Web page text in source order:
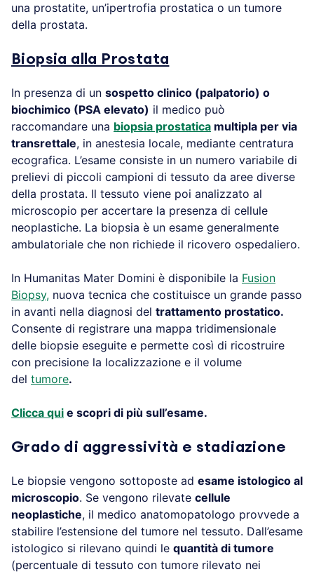
una prostatite, un’ipertrofia prostatica o un tumore
della prostata.
Biopsia alla Prostata
In presenza di un sospetto clinico (palpatorio) o
biochimico (PSA elevato) il medico può
raccomandare una biopsia prostatica multipla per via
transrettale, in anestesia locale, mediante centratura
ecografica. L’esame consiste in un numero variabile di
prelievi di piccoli campioni di tessuto da aree diverse
della prostata. Il tessuto viene poi analizzato al
microscopio per accertare la presenza di cellule
neoplastiche. La biopsia è un esame generalmente
ambulatoriale che non richiede il ricovero ospedaliero.
In Humanitas Mater Domini è disponibile la Fusion
Biopsy, nuova tecnica che costituisce un grande passo
in avanti nella diagnosi del trattamento prostatico.
Consente di registrare una mappa tridimensionale
delle biopsie eseguite e permette così di ricostruire
con precisione la localizzazione e il volume
del tumore.
Clicca qui e scopri di più sull’esame.
Grado di aggressività e stadiazione
Le biopsie vengono sottoposte ad esame istologico al
microscopio. Se vengono rilevate cellule
neoplastiche, il medico anatomopatologo provvede a
stabilire l’estensione del tumore nel tessuto. Dall’esame
istologico si rilevano quindi le quantità di tumore
(percentuale di tessuto con tumore rilevato nei